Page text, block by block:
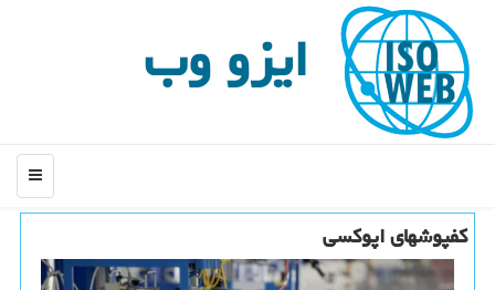
ایزو وب
منو
كفپوشهای اپوكسی